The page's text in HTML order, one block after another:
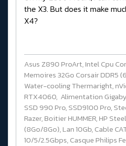
the X3. But does it make
X4?
Asus Z890 ProArt, Intel Cpu
Memoires 32Go Corsair DDR5
Water-cooling Thermaright,
RTX4060, Alimentation
SSD 990 Pro, SSD9100 Pro,
Razer, Boitier HUMMER, HP
(8Go/8Go), Lan 10Gb, Cable
10/5/2.5Gbps, Casque Philips